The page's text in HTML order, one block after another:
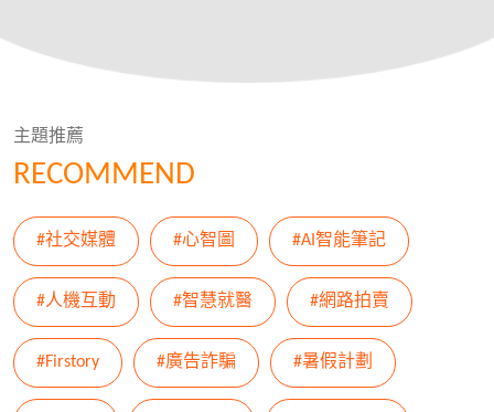
RECOMMEND
主題推薦
#社交媒體 #心智圖 #AI智能筆記
#人機互動 #智慧就醫 #網路拍賣
#Firstory #廣告詐騙 #暑假計劃